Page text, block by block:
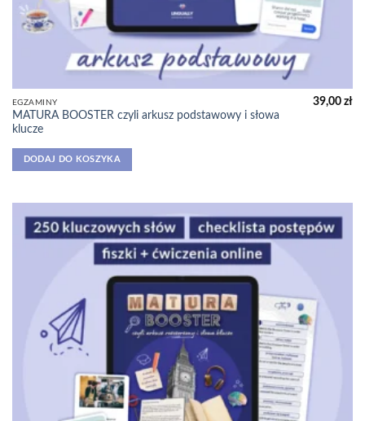
EGZAMINY
MATURA BOOSTER czyli arkusz podstawowy i słowa
klucze
39,00zł
DODAJ DO KOSZYKA